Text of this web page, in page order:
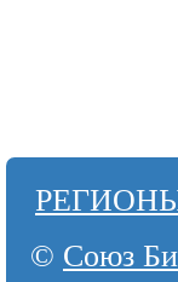
© Союз